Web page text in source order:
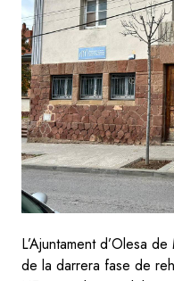
L’Ajuntament d’Olesa
de la darrera fase de